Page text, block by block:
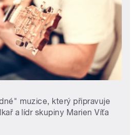
muzice, který připravuje
a lídr skupiny Marien Víťa